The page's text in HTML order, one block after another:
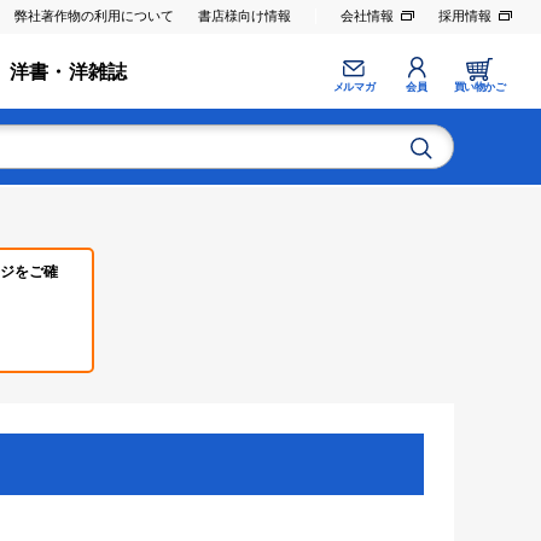
弊社著作物の利用について 書店様向け情報 会社情報 採用情報
洋書・洋雑誌
メルマガ 会員 買い物かご
をご確